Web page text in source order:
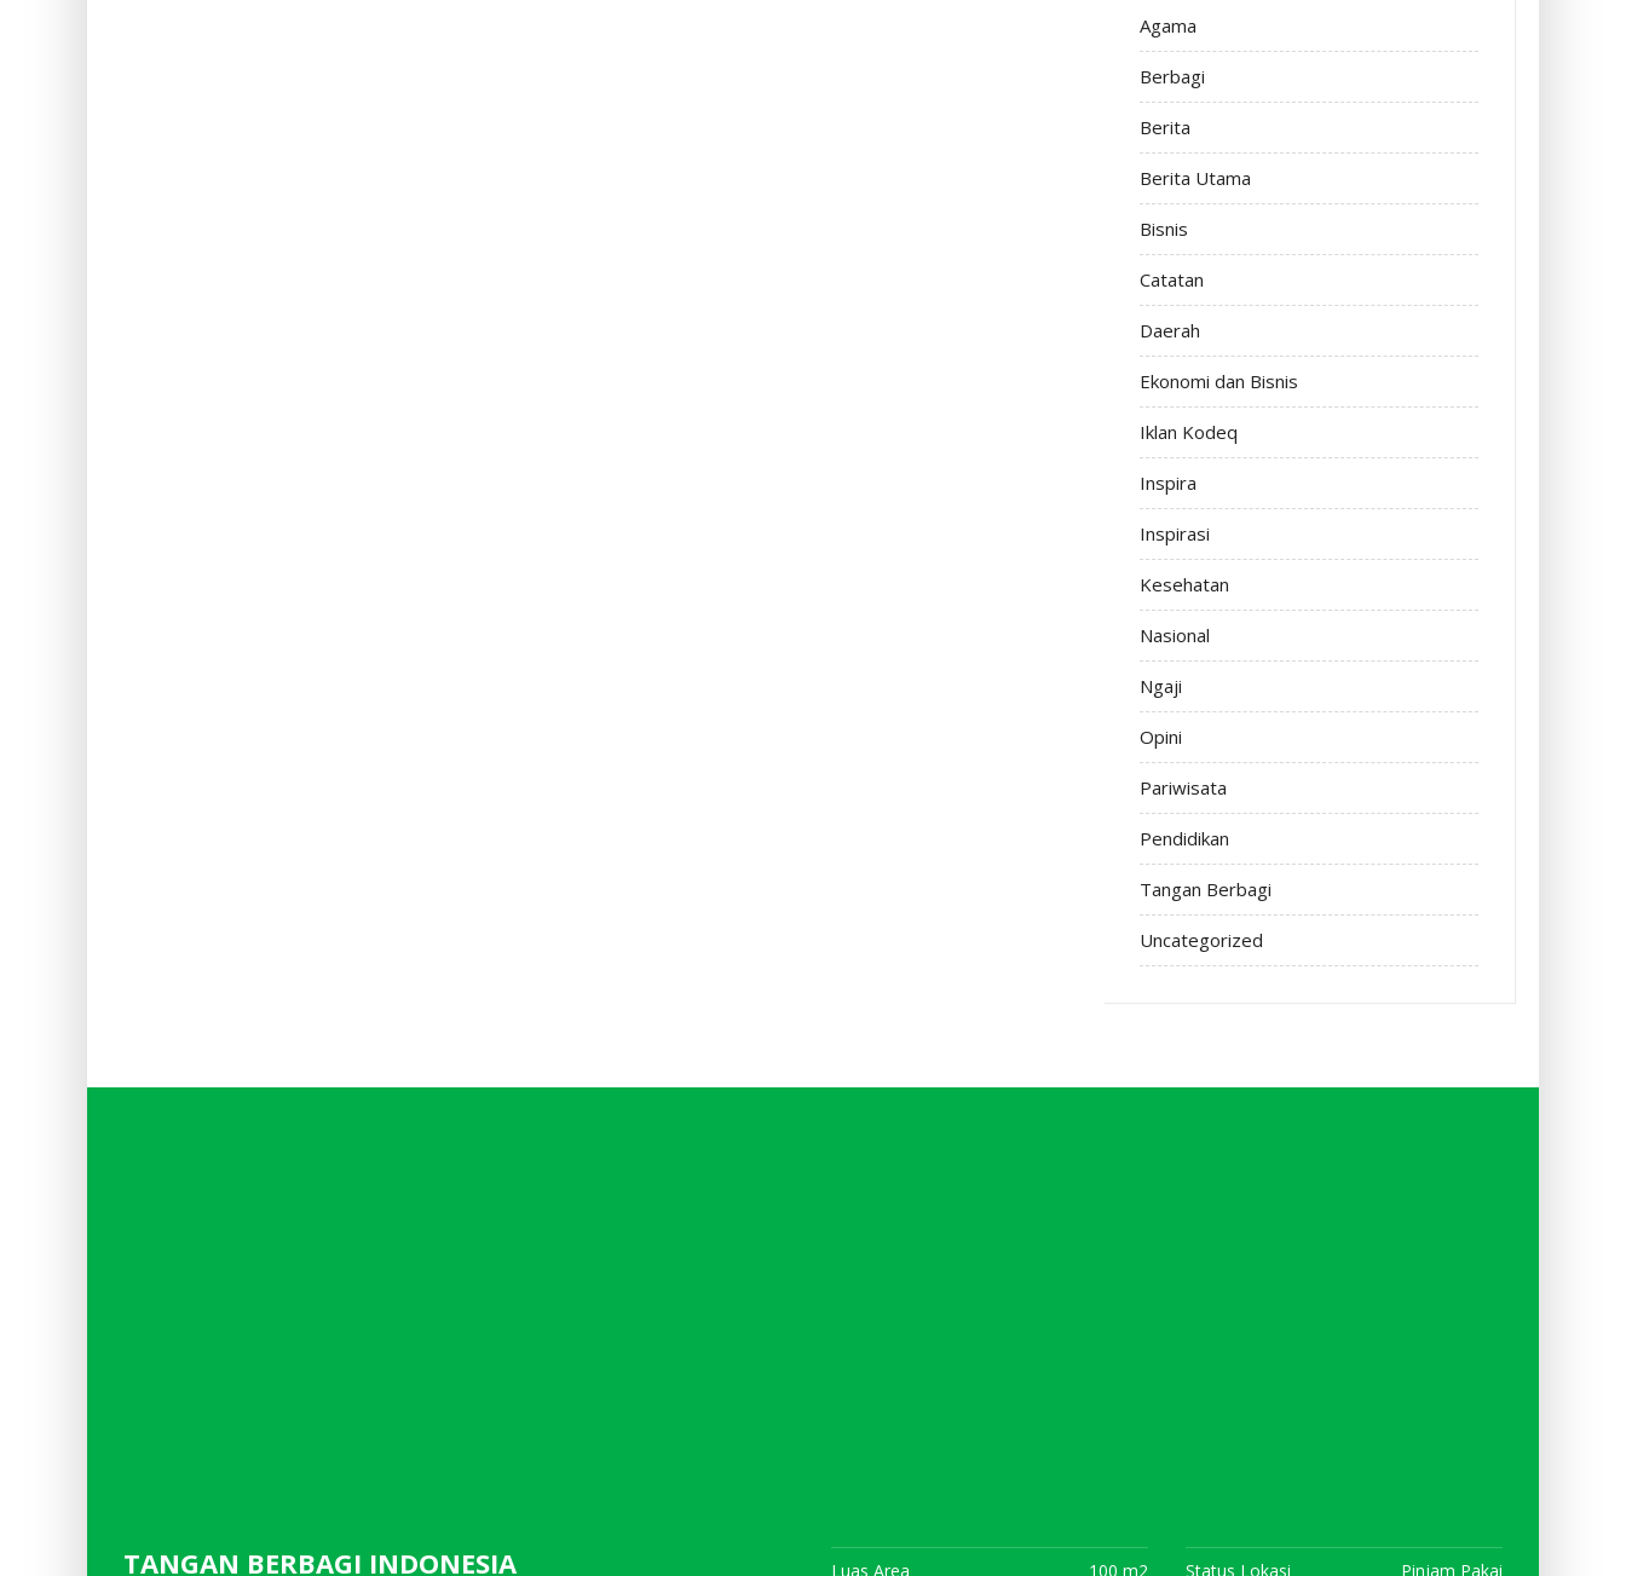
Agama
Berbagi
Berita
Berita Utama
Bisnis
Catatan
Daerah
Ekonomi dan Bisnis
Iklan Kodeq
Inspira
Inspirasi
Kesehatan
Nasional
Ngaji
Opini
Pariwisata
Pendidikan
Tangan Berbagi
Uncategorized
TANGAN BERBAGI INDONESIA Luas Area 100 m2 Status Lokasi Pinjam Pakai